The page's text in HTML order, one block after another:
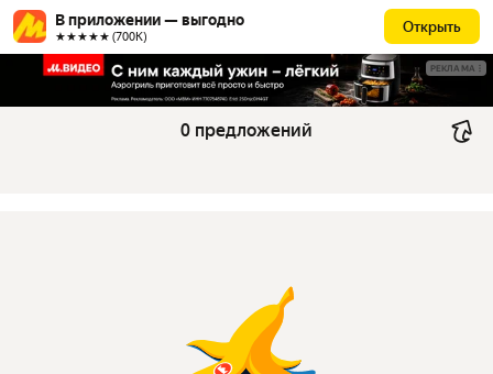
В приложении — выгодно
★★★★★ (700К)
Открыть
РЕКЛАМА
0 предложений